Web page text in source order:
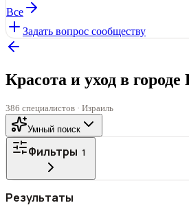
Все
Задать вопрос сообществу
Красота и уход в
386 специалистов · Израиль
Умный поиск
Фильтры 1
Все
Результаты